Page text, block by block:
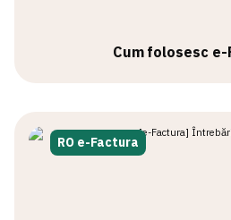
Cum folosesc
RO e-Factura